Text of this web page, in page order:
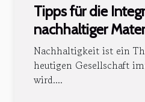
Tipps für die
nachhaltiger
Heimdesign
Nachhaltigkeit ist ein
heutigen Gesellschaft
wird....